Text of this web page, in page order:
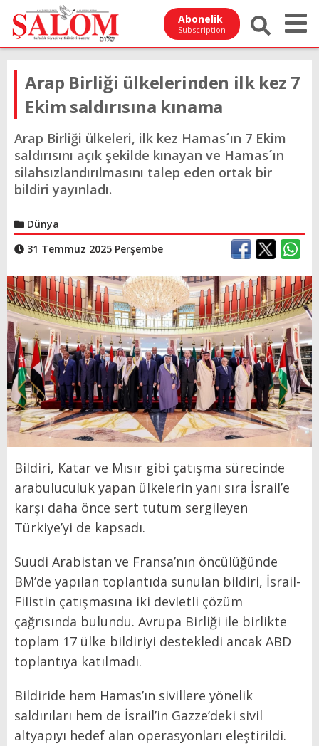
Abonelik
Subscription
Arap Birliği ülkelerinden ilk kez 7
Ekim saldırısına kınama
Arap Birliği ülkeleri, ilk kez Hamas´ın 7 Ekim
saldırısını açık şekilde kınayan ve Hamas´ın
silahsızlandırılmasını talep eden ortak bir
bildiri yayınladı.
Dünya
31 Temmuz 2025 Perşembe
Bildiri, Katar ve Mısır gibi çatışma sürecinde
arabuluculuk yapan ülkelerin yanı sıra İsrail’e
karşı daha önce sert tutum sergileyen
Türkiye’yi de kapsadı.
Suudi Arabistan ve Fransa’nın öncülüğünde
BM’de yapılan toplantıda sunulan bildiri, İsrail-
Filistin çatışmasına iki devletli çözüm
çağrısında bulundu. Avrupa Birliği ile birlikte
toplam 17 ülke bildiriyi destekledi ancak ABD
toplantıya katılmadı.
Bildiride hem Hamas’ın sivillere yönelik
saldırıları hem de İsrail’in Gazze’deki sivil
altyapıyı hedef alan operasyonları eleştirildi.